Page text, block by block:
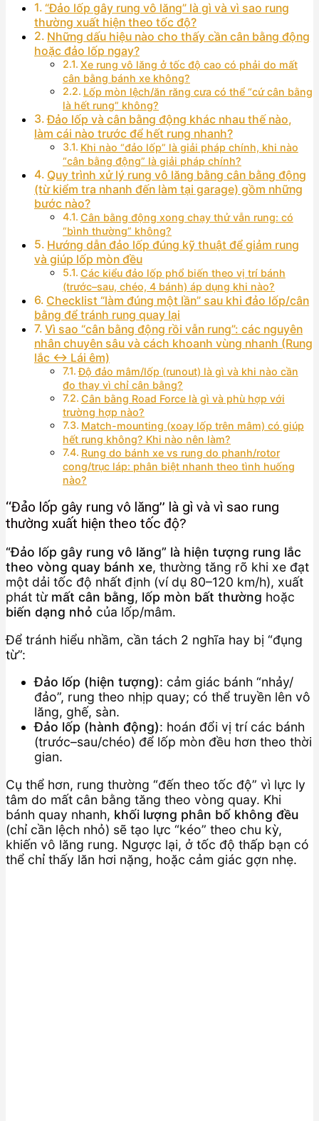
“Đảo lốp gây rung vô lăng” là gì và vì sao rung
thường xuất hiện theo tốc độ?
Những dấu hiệu nào cho thấy cần cân bằng động
hoặc đảo lốp ngay?
Xe rung vô lăng ở tốc độ cao có phải do mất
cân bằng bánh xe không?
Lốp mòn lệch/ăn răng cưa có thể “cứ cân bằng
là hết rung” không?
Đảo lốp và cân bằng động khác nhau thế nào,
làm cái nào trước để hết rung nhanh?
Khi nào “đảo lốp” là giải pháp chính, khi nào
“cân bằng động” là giải pháp chính?
Quy trình xử lý rung vô lăng bằng cân bằng động
(từ kiểm tra nhanh đến làm tại garage) gồm những
bước nào?
Cân bằng động xong chạy thử vẫn rung: có
“bình thường” không?
Hướng dẫn đảo lốp đúng kỹ thuật để giảm rung
và giúp lốp mòn đều
Các kiểu đảo lốp phổ biến theo vị trí bánh
(trước–sau, chéo, 4 bánh) áp dụng khi nào?
Checklist “làm đúng một lần” sau khi đảo lốp/cân
bằng để tránh rung quay lại
Vì sao “cân bằng động rồi vẫn rung”: các nguyên
nhân chuyên sâu và cách khoanh vùng nhanh (Rung
lắc ↔ Lái êm)
Độ đảo mâm/lốp (runout) là gì và khi nào cần
đo thay vì chỉ cân bằng?
Cân bằng Road Force là gì và phù hợp với
trường hợp nào?
Match-mounting (xoay lốp trên mâm) có giúp
hết rung không? Khi nào nên làm?
Rung do bánh xe vs rung do phanh/rotor
cong/trục láp: phân biệt nhanh theo tình huống
nào?
“Đảo lốp gây rung vô lăng” là gì và vì sao rung
thường xuất hiện theo tốc độ?
“Đảo lốp gây rung vô lăng” là hiện tượng rung lắc
theo vòng quay bánh xe, thường tăng rõ khi xe đạt
một dải tốc độ nhất định (ví dụ 80–120 km/h), xuất
phát từ mất cân bằng, lốp mòn bất thường hoặc
biến dạng nhỏ của lốp/mâm.
Để tránh hiểu nhầm, cần tách 2 nghĩa hay bị “đụng
từ”:
Đảo lốp (hiện tượng): cảm giác bánh “nhảy/
đảo”, rung theo nhịp quay; có thể truyền lên vô
lăng, ghế, sàn.
Đảo lốp (hành động): hoán đổi vị trí các bánh
(trước–sau/chéo) để lốp mòn đều hơn theo thời
gian.
Cụ thể hơn, rung thường “đến theo tốc độ” vì lực ly
tâm do mất cân bằng tăng theo vòng quay. Khi
bánh quay nhanh, khối lượng phân bố không đều
(chỉ cần lệch nhỏ) sẽ tạo lực “kéo” theo chu kỳ,
khiến vô lăng rung. Ngược lại, ở tốc độ thấp bạn có
thể chỉ thấy lăn hơi nặng, hoặc cảm giác gợn nhẹ.